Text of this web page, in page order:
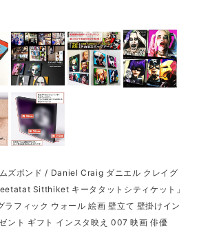
ズボンド / Daniel Craig ダニエル クレイグ
Sitthiket キータタットシティケット」
ラフィック ウォール 絵画 壁立て 壁掛けイン
ント ギフト インスタ映え 007 映画 俳優